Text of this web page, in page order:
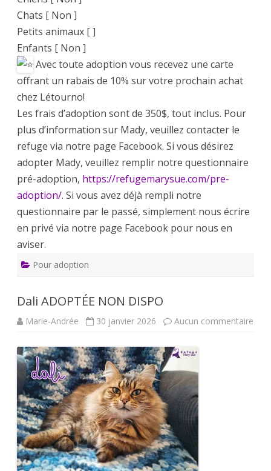
Chats [ Non ]
Petits animaux [ ]
Enfants [ Non ]
Avec toute adoption vous recevez une carte
offrant un rabais de 10% sur votre prochain achat
chez Létourno!
Les frais d’adoption sont de 350$, tout inclus. Pour
plus d’information sur Mady, veuillez contacter le
refuge via notre page Facebook. Si vous désirez
adopter Mady, veuillez remplir notre questionnaire
pré-adoption, https://refugemarysue.com/pre-
adoption/. Si vous avez déjà rempli notre
questionnaire par le passé, simplement nous écrire
en privé via notre page Facebook pour nous en
aviser.
Pour adoption
Dali ADOPTÉE NON DISPO
Marie-Andrée 30 janvier 2026 Aucun commentaire